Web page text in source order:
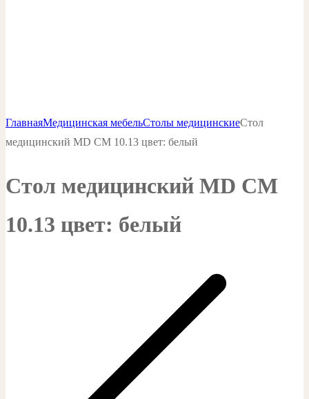
ГлавнаяМедицинская мебельСтолы медицинскиеСтол
медицинский MD СМ 10.13 цвет: белый
Стол медицинский MD СМ
10.13 цвет: белый